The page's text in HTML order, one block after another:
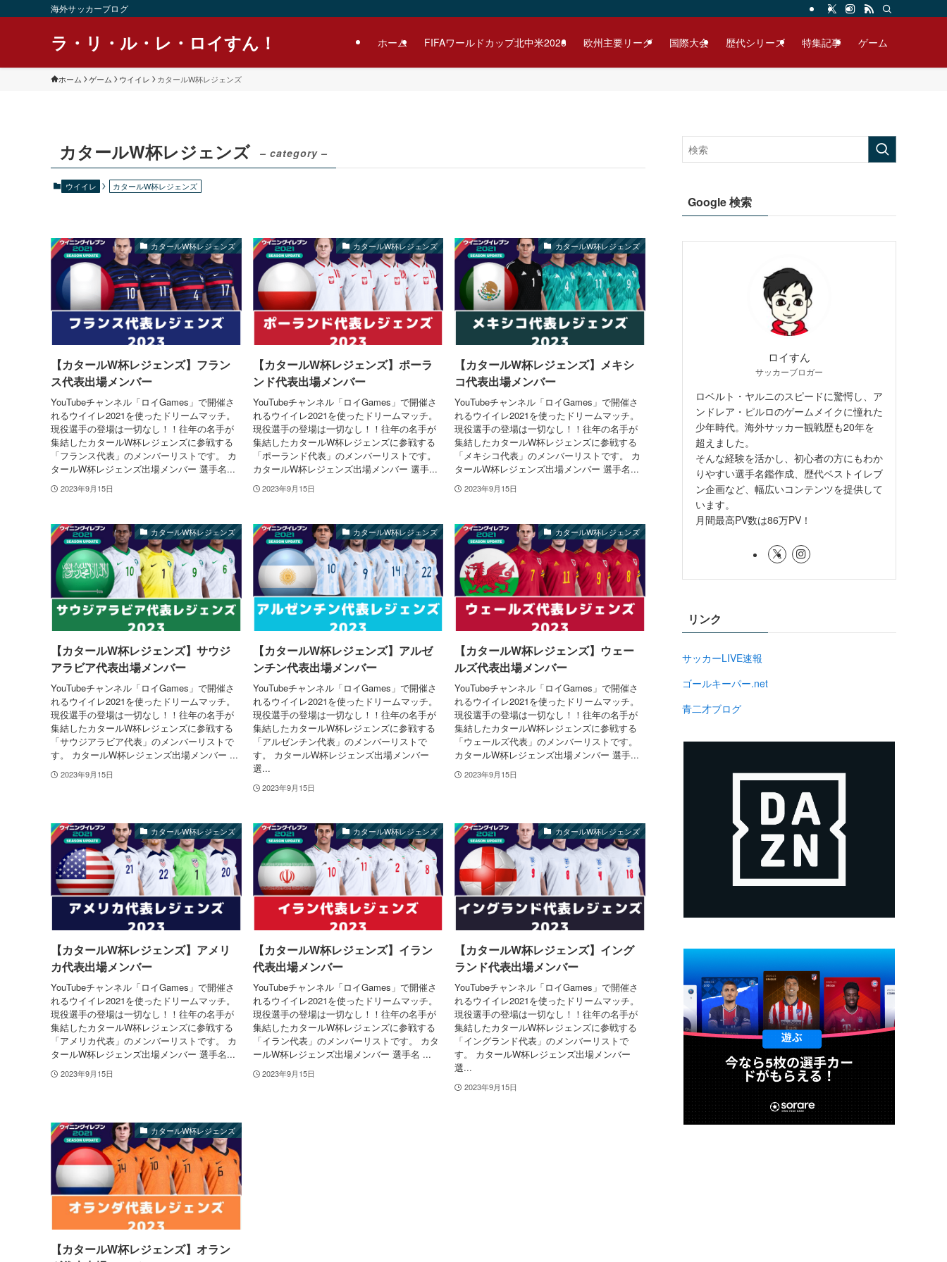
海外サッカーブログ
ラ・リ・ル・レ・ロイすん！ ホーム FIFAワールドカップ北中米2026 欧州主要リーグ 国際大会 歴代シリーズ 特集記事 ゲーム
ホーム ゲーム ウイイレ カタールW杯レジェンズ
カタールW杯レジェンズ – category –
ウイイレ カタールW杯レジェンズ
カタールW杯レジェンズ
【カタールW杯レジェンズ】フラン
ス代表出場メンバー
YouTubeチャンネル「ロイGames」で開催さ
れるウイイレ2021を使ったドリームマッチ。
現役選手の登場は一切なし！！往年の名手が
集結したカタールW杯レジェンズに参戦する
「フランス代表」のメンバーリストです。 カ
タールW杯レジェンズ出場メンバー 選手名...
2023年9月15日
カタールW杯レジェンズ
【カタールW杯レジェンズ】ポーラ
ンド代表出場メンバー
YouTubeチャンネル「ロイGames」で開催さ
れるウイイレ2021を使ったドリームマッチ。
現役選手の登場は一切なし！！往年の名手が
集結したカタールW杯レジェンズに参戦する
「ポーランド代表」のメンバーリストです。
カタールW杯レジェンズ出場メンバー 選手...
2023年9月15日
カタールW杯レジェンズ
【カタールW杯レジェンズ】メキシ
コ代表出場メンバー
YouTubeチャンネル「ロイGames」で開催さ
れるウイイレ2021を使ったドリームマッチ。
現役選手の登場は一切なし！！往年の名手が
集結したカタールW杯レジェンズに参戦する
「メキシコ代表」のメンバーリストです。 カ
タールW杯レジェンズ出場メンバー 選手名...
2023年9月15日
カタールW杯レジェンズ
【カタールW杯レジェンズ】サウジ
アラビア代表出場メンバー
YouTubeチャンネル「ロイGames」で開催さ
れるウイイレ2021を使ったドリームマッチ。
現役選手の登場は一切なし！！往年の名手が
集結したカタールW杯レジェンズに参戦する
「サウジアラビア代表」のメンバーリストで
す。 カタールW杯レジェンズ出場メンバー ...
2023年9月15日
カタールW杯レジェンズ
【カタールW杯レジェンズ】アルゼ
ンチン代表出場メンバー
YouTubeチャンネル「ロイGames」で開催さ
れるウイイレ2021を使ったドリームマッチ。
現役選手の登場は一切なし！！往年の名手が
集結したカタールW杯レジェンズに参戦する
「アルゼンチン代表」のメンバーリストで
す。 カタールW杯レジェンズ出場メンバー
選...
2023年9月15日
カタールW杯レジェンズ
【カタールW杯レジェンズ】ウェー
ルズ代表出場メンバー
YouTubeチャンネル「ロイGames」で開催さ
れるウイイレ2021を使ったドリームマッチ。
現役選手の登場は一切なし！！往年の名手が
集結したカタールW杯レジェンズに参戦する
「ウェールズ代表」のメンバーリストです。
カタールW杯レジェンズ出場メンバー 選手...
2023年9月15日
カタールW杯レジェンズ
【カタールW杯レジェンズ】アメリ
カ代表出場メンバー
YouTubeチャンネル「ロイGames」で開催さ
れるウイイレ2021を使ったドリームマッチ。
現役選手の登場は一切なし！！往年の名手が
集結したカタールW杯レジェンズに参戦する
「アメリカ代表」のメンバーリストです。 カ
タールW杯レジェンズ出場メンバー 選手名...
2023年9月15日
カタールW杯レジェンズ
【カタールW杯レジェンズ】イラン
代表出場メンバー
YouTubeチャンネル「ロイGames」で開催さ
れるウイイレ2021を使ったドリームマッチ。
現役選手の登場は一切なし！！往年の名手が
集結したカタールW杯レジェンズに参戦する
「イラン代表」のメンバーリストです。 カタ
ールW杯レジェンズ出場メンバー 選手名 ...
2023年9月15日
カタールW杯レジェンズ
【カタールW杯レジェンズ】イング
ランド代表出場メンバー
YouTubeチャンネル「ロイGames」で開催さ
れるウイイレ2021を使ったドリームマッチ。
現役選手の登場は一切なし！！往年の名手が
集結したカタールW杯レジェンズに参戦する
「イングランド代表」のメンバーリストで
す。 カタールW杯レジェンズ出場メンバー
選...
2023年9月15日
カタールW杯レジェンズ
【カタールW杯レジェンズ】オラン
Google 検索
ロイすん
サッカーブロガー
ロベルト・ヤルニのスピードに驚愕し、ア
ンドレア・ピルロのゲームメイクに憧れた
少年時代。海外サッカー観戦歴も20年を
超えました。
そんな経験を活かし、初心者の方にもわか
りやすい選手名鑑作成、歴代ベストイレブ
ン企画など、幅広いコンテンツを提供して
います。
月間最高PV数は86万PV！
リンク
サッカーLIVE速報
ゴールキーパー.net
青二才ブログ